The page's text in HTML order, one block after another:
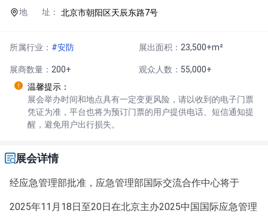
地 址：
北京市朝阳区天辰东路7号
所属行业： #安防 展出面积： 23,500+m²
展商数量： 200+ 观众人数： 55,000+
温馨提示：
展会举办时间和地点具有一定变更风险，请以收到的电子门票
凭证为准，平台也将为预订门票的用户提供电话、短信通知提
醒，避免用户出行损失。
展会详情
经应急管理部批准，应急管理部国际交流合作中心将于
2025年11月18日至20日在北京主办2025中国国际应急管理